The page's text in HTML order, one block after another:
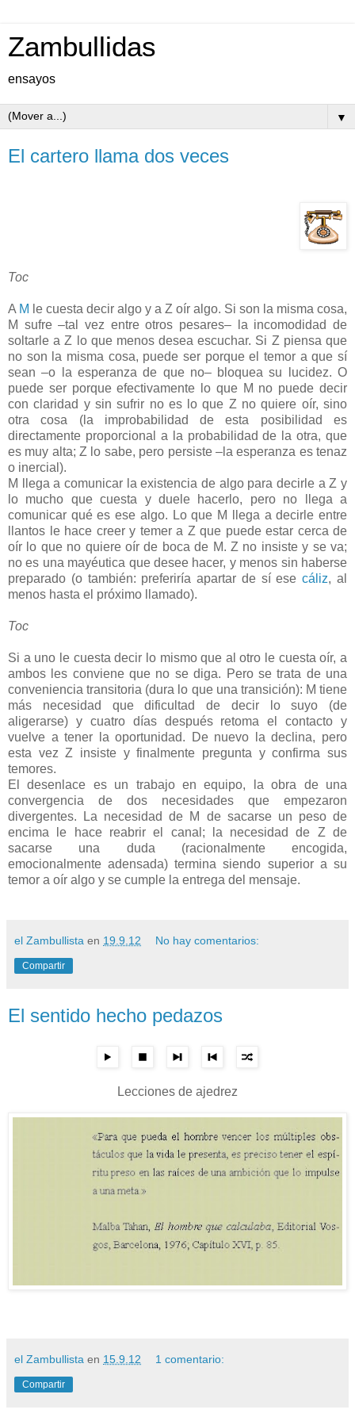
Zambullidas
ensayos
▼
El cartero llama dos veces
Toc
A M le cuesta decir algo y a Z oír algo. Si son la misma cosa,
M sufre –tal vez entre otros pesares– la incomodidad de
soltarle a Z lo que menos desea escuchar. Si Z piensa que
no son la misma cosa, puede ser porque el temor a que sí
sean –o la esperanza de que no– bloquea su lucidez. O
puede ser porque efectivamente lo que M no puede decir
con claridad y sin sufrir no es lo que Z no quiere oír, sino
otra cosa (la improbabilidad de esta posibilidad es
directamente proporcional a la probabilidad de la otra, que
es muy alta; Z lo sabe, pero persiste –la esperanza es tenaz
o inercial).
M llega a comunicar la existencia de algo para decirle a Z y
lo mucho que cuesta y duele hacerlo, pero no llega a
comunicar qué es ese algo. Lo que M llega a decirle entre
llantos le hace creer y temer a Z que puede estar cerca de
oír lo que no quiere oír de boca de M. Z no insiste y se va;
no es una mayéutica que desee hacer, y menos sin haberse
preparado (o también: preferiría apartar de sí esecáliz, al
menos hasta el próximo llamado).
Toc
Si a uno le cuesta decir lo mismo que al otro le cuesta oír, a
ambos les conviene que no se diga. Pero se trata de una
conveniencia transitoria (dura lo que una transición): M tiene
más necesidad que dificultad de decir lo suyo (de
aligerarse) y cuatro días después retoma el contacto y
vuelve a tener la oportunidad. De nuevo la declina, pero
esta vez Z insiste y finalmente pregunta y confirma sus
temores.
El desenlace es un trabajo en equipo, la obra de una
convergencia de dos necesidades que empezaron
divergentes. La necesidad de M de sacarse un peso de
encima le hace reabrir el canal; la necesidad de Z de
sacarse una duda (racionalmente encogida,
emocionalmente adensada) termina siendo superior a su
temor a oír algo y se cumple la entrega del mensaje.
el Zambullista en 19.9.12 No hay comentarios:
Compartir
El sentido hecho pedazos
Lecciones de ajedrez
el Zambullista en 15.9.12 1 comentario:
Compartir